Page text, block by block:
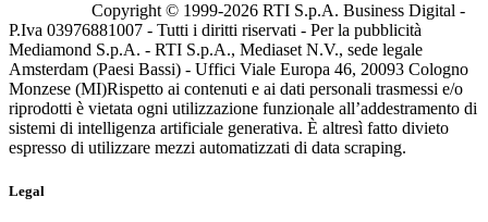
Copyright © 1999-2026 RTI S.p.A. Business Digital -
P.Iva 03976881007 - Tutti i diritti riservati - Per la pubblicità
Mediamond S.p.A. - RTI S.p.A., Mediaset N.V., sede legale
Amsterdam (Paesi Bassi) - Uffici Viale Europa 46, 20093 Cologno
Monzese (MI)Rispetto ai contenuti e ai dati personali trasmessi e/o
riprodotti è vietata ogni utilizzazione funzionale all’addestramento di
sistemi di intelligenza artificiale generativa. È altresì fatto divieto
espresso di utilizzare mezzi automatizzati di data scraping.
Legal